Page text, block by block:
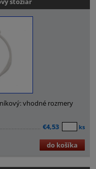
vhodné rozmery
€4,53 ks
do košíka